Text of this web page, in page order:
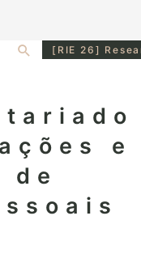
Search[RIE 26]
e
de